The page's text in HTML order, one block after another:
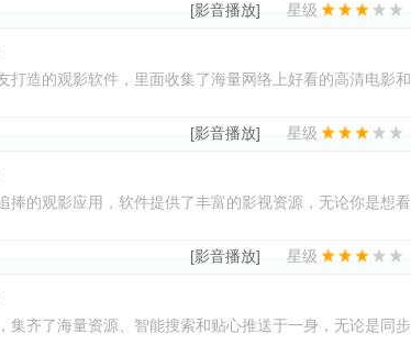
[影音播放] 星级
造的观影软件，里面收集了海量网络上好看的高清电影和
[影音播放] 星级
的观影应用，软件提供了丰富的影视资源，无论你是想看
[影音播放] 星级
齐了海量资源、智能搜索和贴心推送于一身，无论是同步